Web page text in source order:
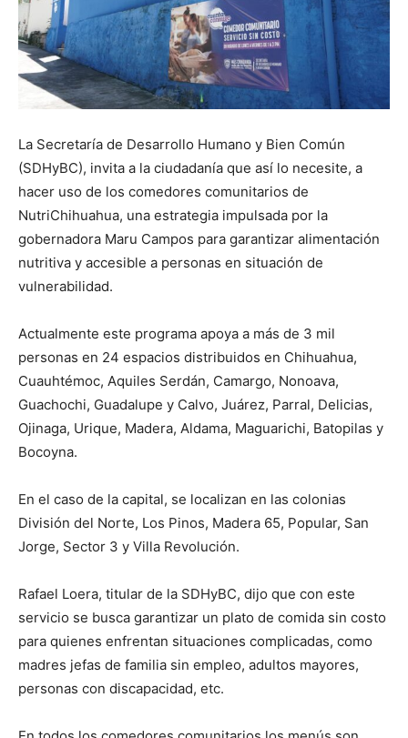
La Secretaría de Desarrollo Humano y Bien Común
(SDHyBC), invita a la ciudadanía que así lo necesite, a
hacer uso de los comedores comunitarios de
NutriChihuahua, una estrategia impulsada por la
gobernadora Maru Campos para garantizar alimentación
nutritiva y accesible a personas en situación de
vulnerabilidad.
Actualmente este programa apoya a más de 3 mil
personas en 24 espacios distribuidos en Chihuahua,
Cuauhtémoc, Aquiles Serdán, Camargo, Nonoava,
Guachochi, Guadalupe y Calvo, Juárez, Parral, Delicias,
Ojinaga, Urique, Madera, Aldama, Maguarichi, Batopilas y
Bocoyna.
En el caso de la capital, se localizan en las colonias
División del Norte, Los Pinos, Madera 65, Popular, San
Jorge, Sector 3 y Villa Revolución.
Rafael Loera, titular de la SDHyBC, dijo que con este
servicio se busca garantizar un plato de comida sin costo
para quienes enfrentan situaciones complicadas, como
madres jefas de familia sin empleo, adultos mayores,
personas con discapacidad, etc.